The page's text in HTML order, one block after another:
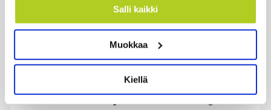
mahdollisesti muutaman metrin tarkkuudella
ominaispiirteitä aktiivisesti (sormenjäljen
Lue lisää siitä, miten henkilötietojasi käsitellään ja miten
suostumustasi tai peruuttaa sen milloin vain
evästeilmoituksessa.
Salli kaikki
Muokkaa
Kiellä